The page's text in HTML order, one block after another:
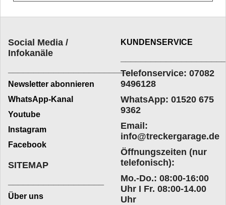
Social Media /
Infokanäle
_________________________
Newsletter abonnieren
WhatsApp-Kanal
Youtube
Instagram
Facebook
KUNDENSERVICE
Telefonservice: 07082
9496128
WhatsApp: 01520 675
9362
Email:
info@treckergarage.de
Öffnungszeiten (nur
telefonisch):
Mo.-Do.: 08:00-16:00
Uhr I Fr. 08:00-14.00
Uhr
SITEMAP
Über uns